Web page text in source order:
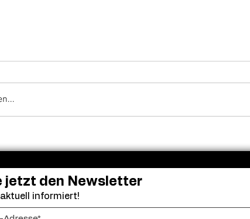
und
Guadagnino mit dem Cartier
Award
jetzt den Newsletter
informiert!